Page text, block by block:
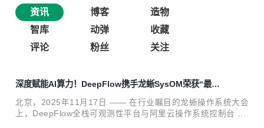
资讯 博客
造物
智库
动弹
收藏
评论
粉丝 关注
深度赋能AI算力！DeepFlow携手龙蜥SysOM荣获“最佳
联合解决方案奖”——eBPF破解CPU到GPU全链路观测难
题
北京，2025年11月17日 —— 在行业瞩目的龙蜥操作系统大会
上，DeepFlow全栈可观测性平台与阿里云操作系统控制台 Sy